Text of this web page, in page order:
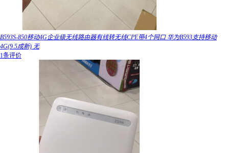
B593S-850移动4G企业级无线路由器有线转无线CPE带4个网口 华为B593支持移动
4G(9.5成新) 无
1条评价